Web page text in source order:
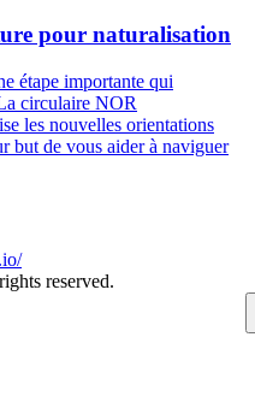
pour naturalisation
étape importante qui
circulaire NOR
les nouvelles orientations
but de vous aider à naviguer
reserved.